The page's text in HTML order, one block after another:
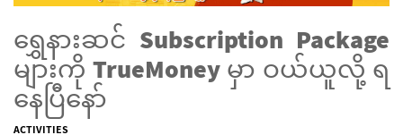
ရွှေနားဆင် Subscription Package
များကို TrueMoney မှာ ဝယ်ယူလို့ ရ
နေပြီနော်
ACTIVITIES